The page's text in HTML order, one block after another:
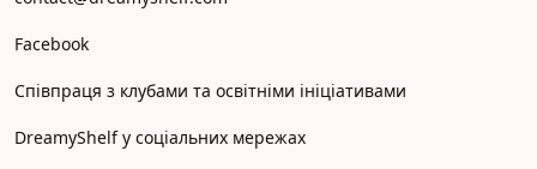
Facebook
Співпраця з клубами та освітніми ініціативами
DreamyShelf у соціальних мережах